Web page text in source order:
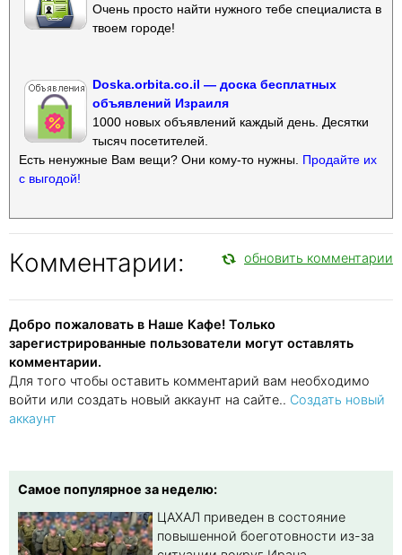
Очень просто найти нужного тебе специалиста в
твоем городе!
Doska.orbita.co.il — доска бесплатных
объявлений Израиля
1000 новых объявлений каждый день. Десятки
тысяч посетителей.
Есть ненужные Вам вещи? Они кому-то нужны. Продайте их
с выгодой!
Комментарии: обновить комментарии
Добро пожаловать в Наше Кафе! Только
зарегистрированные пользователи могут оставлять
комментарии.
Для того чтобы оставить комментарий вам необходимо
войти или создать новый аккаунт на сайте.. Создать новый
аккаунт
Самое популярное за неделю:
ЦАХАЛ приведен в состояние
повышенной боеготовности из-за